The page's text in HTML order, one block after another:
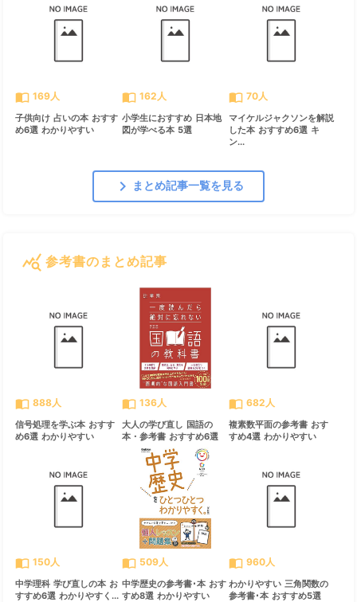
import_contacts 169人
子供向け 占いの本 おすす
め6選 わかりやすい
import_contacts 162人
小学生におすすめ 日本地
図が学べる本 5選
import_contacts 70人
マイケルジャクソンを解説
した本 おすすめ6選 キ
ン...
chevron_right まとめ記事一覧を見る
query_stats 参考書のまとめ記事
import_contacts 888人
信号処理を学ぶ本 おすす
め6選 わかりやすい
import_contacts 136人
大人の学び直し 国語の
本・参考書 おすすめ6選
import_contacts 682人
複素数平面の参考書 おす
すめ4選 わかりやすい
import_contacts 150人
中学理科 学び直しの本 お
すすめ6選 わかりやすく...
import_contacts 509人
中学歴史の参考書･本 おす
すめ8選 わかりやすい
import_contacts 960人
わかりやすい 三角関数の
参考書･本 おすすめ5選